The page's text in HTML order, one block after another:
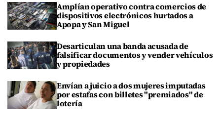
Amplían operativo contra comercios de
dispositivos electrónicos hurtados a
Apopa y San Miguel
Desarticulan una banda acusada de
falsificar documentos y vender vehículos
y propiedades
Envían a juicio a dos mujeres imputadas
por estafas con billetes "premiados" de
lotería